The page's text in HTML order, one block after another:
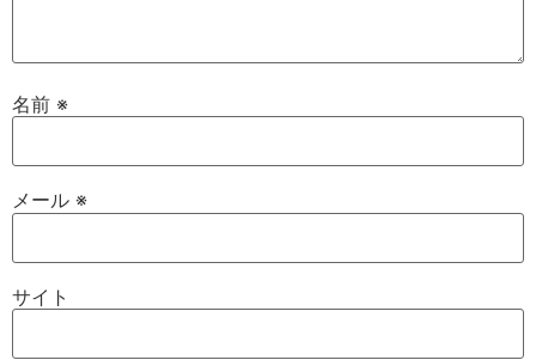
名前 ※
メール ※
サイト